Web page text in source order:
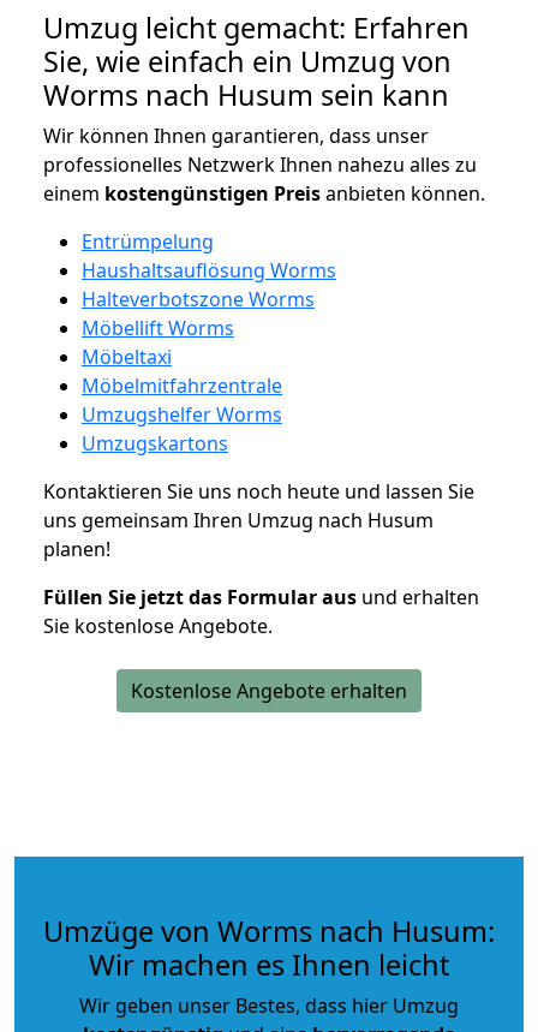
Umzug leicht gemacht: Erfahren
Sie, wie einfach ein Umzug von
Worms nach Husum sein kann
Wir können Ihnen garantieren, dass unser
professionelles Netzwerk Ihnen nahezu alles zu
einem kostengünstigen Preisanbieten können.
Entrümpelung
Haushaltsauflösung Worms
Halteverbotszone Worms
Möbellift Worms
Möbeltaxi
Möbelmitfahrzentrale
Umzugshelfer Worms
Umzugskartons
Kontaktieren Sie uns noch heute und lassen Sie
uns gemeinsam Ihren Umzug nach Husum
planen!
Füllen Sie jetzt das Formular aus und erhalten
Sie kostenlose Angebote.
Kostenlose Angebote erhalten
Umzüge von Worms nach Husum:
Wir machen es Ihnen leicht
Wir geben unser Bestes, dass hier Umzug